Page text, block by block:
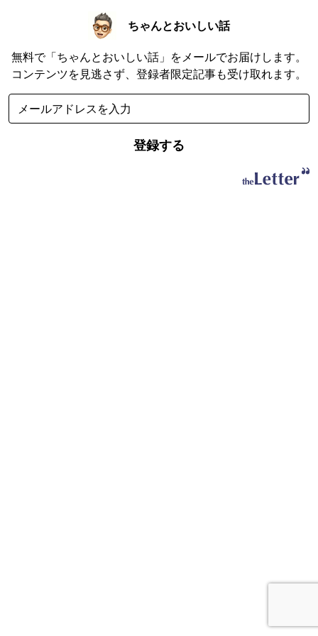
ちゃんとおいしい話
無料で「ちゃんとおいしい話」をメールでお届けします。
コンテンツを見逃さず、登録者限定記事も受け取れます。
登録する